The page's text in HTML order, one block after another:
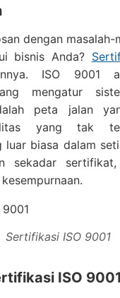
dengan masalah-
bisnis Anda?
ISO 9001
mengatur
peta jalan
yang tak
luar biasa dalam
sekadar
Sertifikasi ISO 9001
ISO 9001